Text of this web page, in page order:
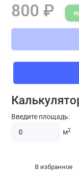
800 ₽
Введите площадь:
м2
В избранное